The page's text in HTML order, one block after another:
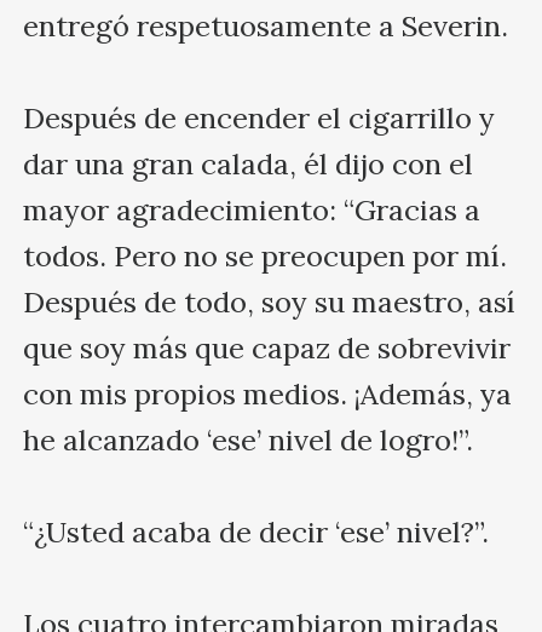
entregó respetuosamente a Severin.
Después de encender el cigarrillo y
dar una gran calada, él dijo con el
mayor agradecimiento: “Gracias a
todos. Pero no se preocupen por mí.
Después de todo, soy su maestro, así
que soy más que capaz de sobrevivir
con mis propios medios. ¡Además, ya
he alcanzado ‘ese’ nivel de logro!”.
“¿Usted acaba de decir ‘ese’ nivel?”.
Los cuatro intercambiaron miradas